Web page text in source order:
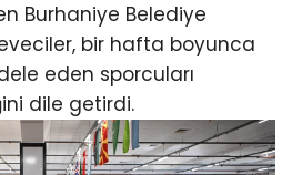
Burhaniye Belediye
bir hafta boyunca
eden sporcuları
dile getirdi.